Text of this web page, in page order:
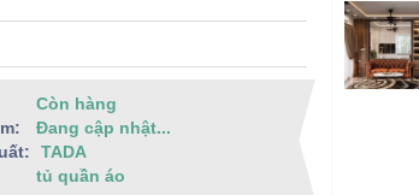
Còn hàng
Đang cập nhật...
TADA
tủ quần áo